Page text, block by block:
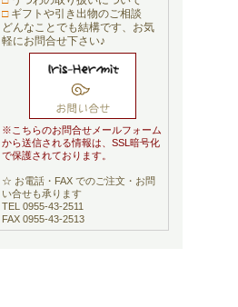
□ギフトや引き出物のご相談
どんなことでも結構です、お気
軽にお問合せ下さい♪
※こちらのお問合せメールフォーム
から送信される情報は、SSL暗号化
で保護されております。
☆ お電話・FAX でのご注文・お問
い合せも承ります
TEL 0955-43-2511
FAX 0955-43-2513